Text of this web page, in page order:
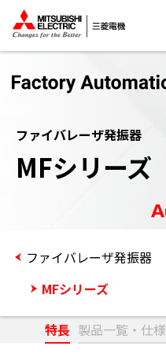
ファイバレーザ発振器
MFシリーズ
ファイバレーザ発振器
MFシリーズ
特長 製品一覧・仕様